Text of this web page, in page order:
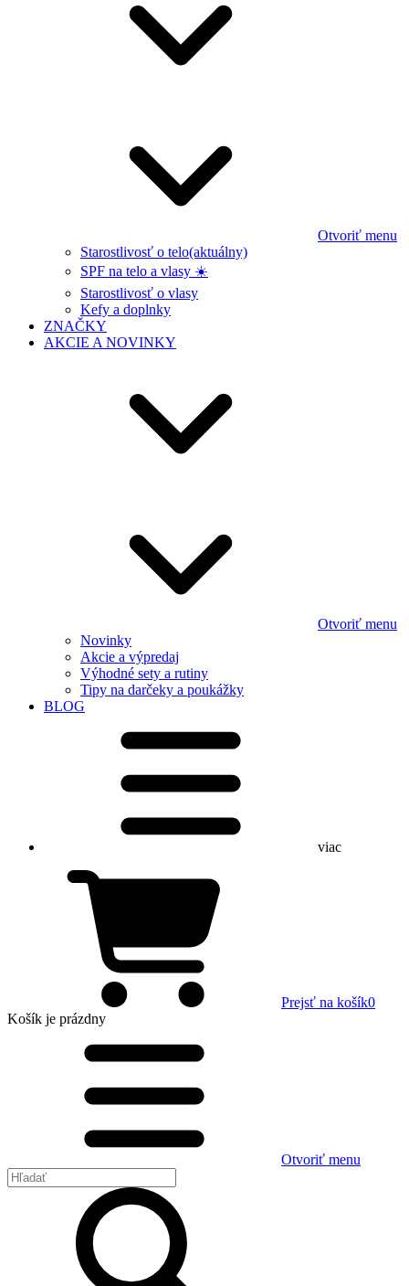
Otvoriť menu
Starostlivosť o telo(aktuálny)
SPF na telo a vlasy ☀️
Starostlivosť o vlasy
Kefy a doplnky
ZNAČKY
AKCIE A NOVINKY
Otvoriť menu
Novinky
Akcie a výpredaj
Výhodné sety a rutiny
Tipy na darčeky a poukážky
BLOG
viac
Prejsť na košík0
Košík je prázdny
Otvoriť menu